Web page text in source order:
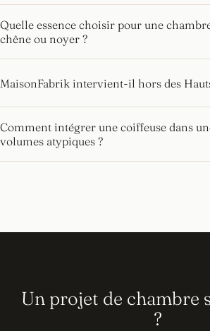
Quelle essence choisir pour une
chêne ou noyer ?
MaisonFabrik intervient-il hors des
Comment intégrer une coiffeuse dans
volumes atypiques ?
Un projet de chambre
?